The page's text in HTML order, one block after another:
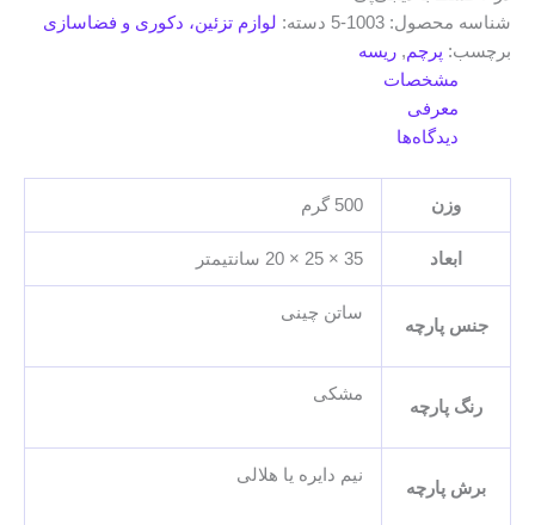
بسته
عدد
شناسه محصول: 1003-5 دسته: لوازم تزئین، دکوری و فضاسازی
برچسب: پرچم, ریسه
مشخصات
معرفی
دیدگاه‌ها
وزن 500 گرم
ابعاد 35 × 25 × 20 سانتیمتر
جنس پارچه
ساتن چینی
رنگ پارچه
مشکی
برش پارچه
نیم دایره یا هلالی